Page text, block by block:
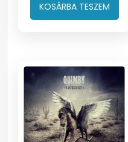
KOSÁRBA TESZEM